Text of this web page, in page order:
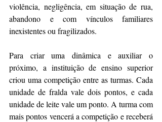
violência, negligência, em situação de rua,
abandono e com vínculos familiares
inexistentes ou fragilizados.
Para criar uma dinâmica e auxiliar o
próximo, a instituição de ensino superior
criou uma competição entre as turmas. Cada
unidade de fralda vale dois pontos, e cada
unidade de leite vale um ponto. A turma com
mais pontos vencerá a competição e receberá